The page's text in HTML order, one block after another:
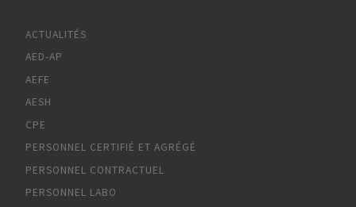
ACTUALITÉS
AED-AP
AEFE
AESH
CPE
PERSONNEL CERTIFIÉ ET AGRÉGÉ
PERSONNEL CONTRACTUEL
PERSONNEL LABO